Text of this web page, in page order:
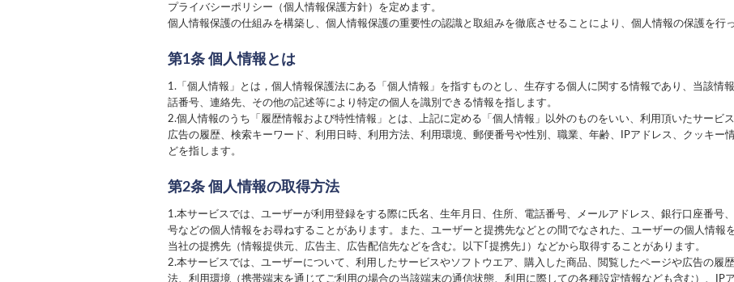
プライバシーポリシー（個人情報保護方針）を定めます。
個人情報保護の仕組みを構築し、個人情報保護の重要性の認識と取組みを徹底させることにより、個人情報の保護を行
第1条 個人情報とは
1.「個人情報」とは，個人情報保護法にある「個人情報」を指すものとし、生存する個人に関する情報であり、当該情
話番号、連絡先、その他の記述等により特定の個人を識別できる情報を指します。
2.個人情報のうち「履歴情報および特性情報」とは、上記に定める「個人情報」以外のものをいい、利用頂いたサービ
広告の履歴、検索キーワード、利用日時、利用方法、利用環境、郵便番号や性別、職業、年齢、IPアドレス、クッキー
どを指します。
第2条 個人情報の取得方法
1.本サービスでは、ユーザーが利用登録をする際に氏名、生年月日、住所、電話番号、メールアドレス、銀行口座番号
号などの個人情報をお尋ねすることがあります。また、ユーザーと提携先などとの間でなされた、ユーザーの個人情報
当社の提携先（情報提供元、広告主、広告配信先などを含む。以下｢提携先｣）などから取得することがあります。
2.本サービスでは、ユーザーについて、利用したサービスやソフトウエア、購入した商品、閲覧したページや広告の履
法、利用環境（携帯端末を通じてご利用の場合の当該端末の通信状態、利用に際しての各種設定情報なども含む）、IP